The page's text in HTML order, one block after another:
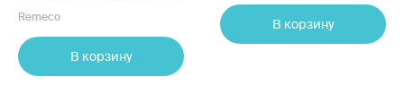
ассортименте 808688
Remeco
В корзину
В корзину